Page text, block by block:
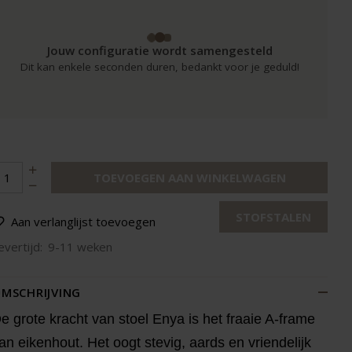
Jouw configuratie wordt samengesteld
Dit kan enkele seconden duren, bedankt voor je geduld!
Aan verlanglijst toevoegen
9-11 weken
grote kracht van stoel Enya is het fraaie A-frame
eikenhout. Het oogt stevig, aards en vriendelijk